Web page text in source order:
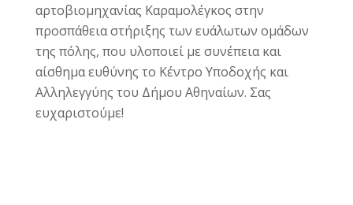
αρτοβιομηχανίας Καραμολέγκος στην
προσπάθεια στήριξης των ευάλωτων ομάδων
της πόλης, που υλοποιεί με συνέπεια και
αίσθημα ευθύνης το Κέντρο Υποδοχής και
Αλληλεγγύης του Δήμου Αθηναίων. Σας
ευχαριστούμε!